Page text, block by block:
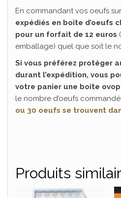
En commandant vos oeufs
expédiés en boite d’oeufs
pour un forfait de 12 euros
emballage) quel que soit le
Si vous préférez protéger
durant l’expédition, vous
votre panier une boite
le nombre d’oeufs
ou 30 oeufs se trouvent
Produits